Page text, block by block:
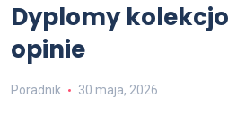
Dyplomy
opinie
Poradnik 30 maja, 2026